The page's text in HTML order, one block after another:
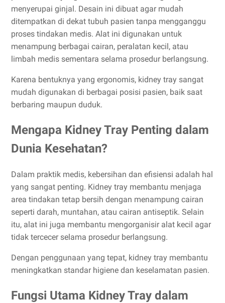
menyerupai ginjal. Desain ini dibuat agar mudah
ditempatkan di dekat tubuh pasien tanpa mengganggu
proses tindakan medis. Alat ini digunakan untuk
menampung berbagai cairan, peralatan kecil, atau
limbah medis sementara selama prosedur berlangsung.
Karena bentuknya yang ergonomis, kidney tray sangat
mudah digunakan di berbagai posisi pasien, baik saat
berbaring maupun duduk.
Mengapa Kidney Tray Penting dalam
Dunia Kesehatan?
Dalam praktik medis, kebersihan dan efisiensi adalah hal
yang sangat penting. Kidney tray membantu menjaga
area tindakan tetap bersih dengan menampung cairan
seperti darah, muntahan, atau cairan antiseptik. Selain
itu, alat ini juga membantu mengorganisir alat kecil agar
tidak tercecer selama prosedur berlangsung.
Dengan penggunaan yang tepat, kidney tray membantu
meningkatkan standar higiene dan keselamatan pasien.
Fungsi Utama Kidney Tray dalam